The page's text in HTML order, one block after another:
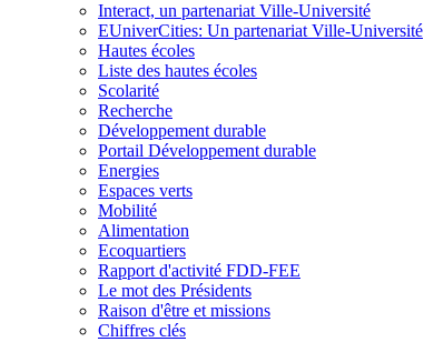
Interact, un partenariat Ville-Université
EUniverCities: Un partenariat Ville-Université
Hautes écoles
Liste des hautes écoles
Scolarité
Recherche
Développement durable
Portail Développement durable
Energies
Espaces verts
Mobilité
Alimentation
Ecoquartiers
Rapport d'activité FDD-FEE
Le mot des Présidents
Raison d'être et missions
Chiffres clés